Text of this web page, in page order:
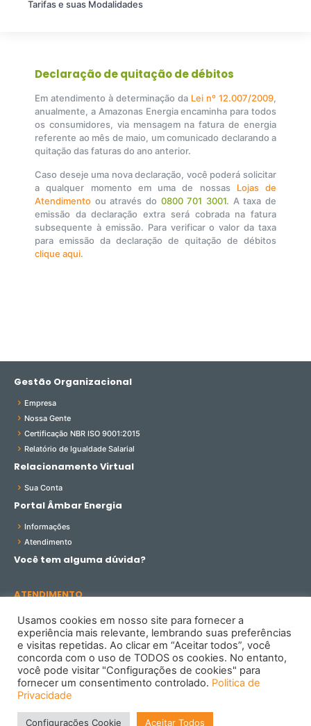
Tarifas e suas Modalidades
Declaração de quitação de débitos
Em atendimento à determinação da Lei nº 12.007/2009,
anualmente, a Amazonas Energia encaminha para todos
os consumidores, via mensagem na fatura de energia
referente ao mês de maio, um comunicado declarando a
quitação das faturas do ano anterior.
Caso deseje uma nova declaração, você poderá solicitar
a qualquer momento em uma de nossas Lojas de
Atendimento ou através do 0800 701 3001. A taxa de
emissão da declaração extra será cobrada na fatura
subsequente à emissão. Para verificar o valor da taxa
para emissão da declaração de quitação de débitos
clique aqui.
Gestão Organizacional
Empresa
Nossa Gente
Certificação NBR ISO 9001:2015
Relatório de Igualdade Salarial
Relacionamento Virtual
Sua Conta
Portal Âmbar Energia
Informações
Atendimento
Você tem alguma dúvida?
ATENDIMENTO
0800 701 3001 - SAC
Redes Sociais
Âmbar Energia S.A.
Av. Djalma Batista, 4400 Unidade 2 - Flores - CEP 69058-807
Usamos cookies em nosso site para fornecer a
experiência mais relevante, lembrando suas preferências
e visitas repetidas. Ao clicar em “Aceitar todos”, você
concorda com o uso de TODOS os cookies. No entanto,
você pode visitar "Configurações de cookies" para
fornecer um consentimento controlado. Politica de
Privacidade
Configurações Cookie Aceitar Todos